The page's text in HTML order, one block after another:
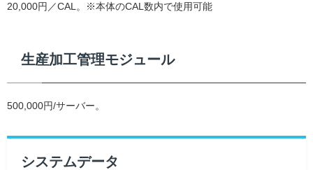
20,000円／CAL。※本体のCAL数内で使用可能
生産加工管理モジュール
500,000円/サーバー。
システムデータ